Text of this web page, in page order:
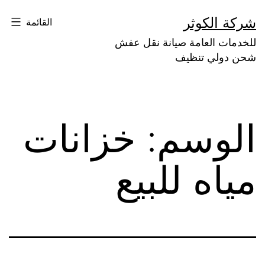
إلى
المحتوى
شركة الكوثر
للخدمات العامة صيانة نقل عفش
شحن دولي تنظيف
القائمة
الوسم: خزانات
مياه للبيع